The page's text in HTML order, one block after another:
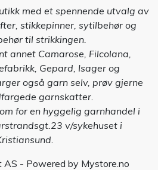
med et spennende utvalg av
stikkepinner, sytilbehør og
til strikkingen.
annet Camarose, Filcolana,
Gepard, Isager og
også garn selv, prøv gjerne
garnskatter.
for en hyggelig garnhandel i
v/sykehuset i
- Powered by Mystore.no